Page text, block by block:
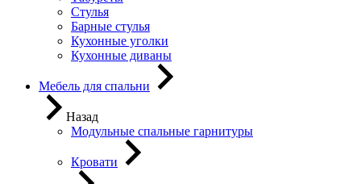
Стулья
Барные стулья
Кухонные уголки
Кухонные диваны
Мебель для спальни
Назад
Модульные спальные гарнитуры
Кровати